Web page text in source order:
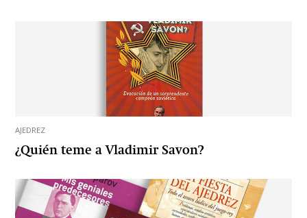
AJEDREZ
¿Quién teme a Vladimir Savon?